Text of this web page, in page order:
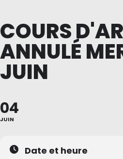
COURS
ANNULÉ
JUIN
04
JUIN
Date et heure